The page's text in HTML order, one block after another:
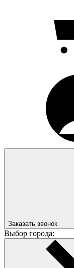
Заказать звонок
Выбор города: